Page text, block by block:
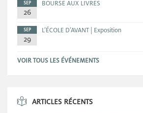
SEP
26
BOURSE AUX LIVRES
SEP
29
L’ÉCOLE D’AVANT | Exposition
VOIR TOUS LES ÉVÉNEMENTS
ARTICLES RÉCENTS